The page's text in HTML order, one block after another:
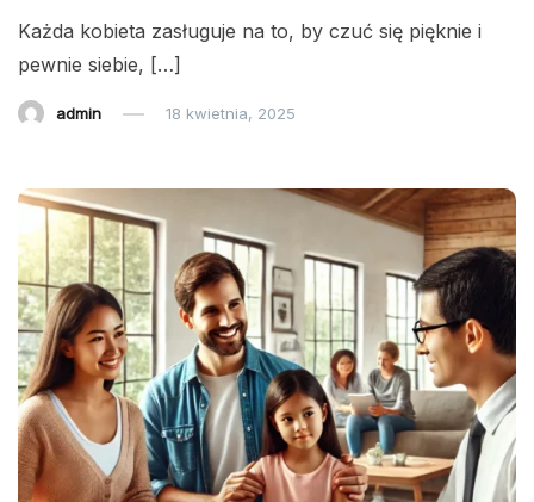
Każda kobieta zasługuje na to, by czuć się pięknie i
pewnie siebie, […]
admin 18 kwietnia, 2025